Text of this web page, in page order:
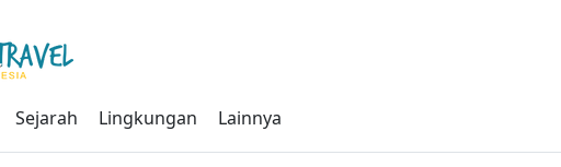
Sejarah Lingkungan Lainnya